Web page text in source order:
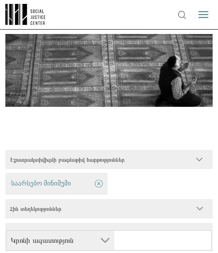
Էքստրակտիվիզմի բազմաթիվ հարթություններ
Կրոնի ազատություն
საარსებო მინიმუმი
Հին տեղեկություններ